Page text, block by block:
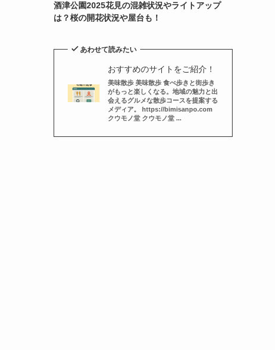
酒津公園2025花見の混雑状況やライトアップ
は？桜の開花状況や屋台も！
あわせて読みたい
おすすめのサイトをご紹介！
美味散歩 美味散歩 食べ歩きと街歩き
がもっと楽しくなる。地域の魅力と出
会えるグルメな散歩コースを提案する
メディア。 https://bimisanpo.com
クウモノ堂 クウモノ堂 ...